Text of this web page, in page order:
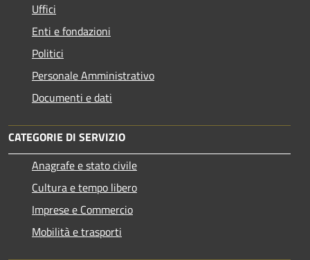
Uffici
Enti e fondazioni
Politici
Personale Amministrativo
Documenti e dati
CATEGORIE DI SERVIZIO
Anagrafe e stato civile
Cultura e tempo libero
Imprese e Commercio
Mobilità e trasporti